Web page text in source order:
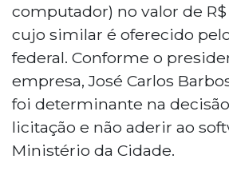
computador) no valor de
cujo similar é oferecido
federal. Conforme o
empresa, José Carlos
foi determinante na
licitação e não aderir ao
Ministério da Cidade.